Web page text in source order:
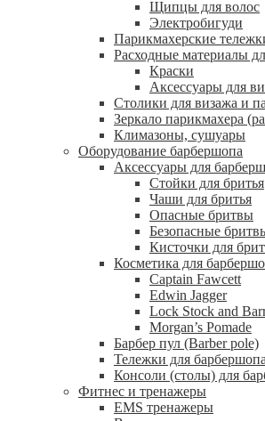
Щипцы для волос
Электробигуди
Парикмахерские
Расходные материалы
Краски
Аксессуары для
Столики для визажа и
Зеркало парикмахера
Климазоны, сушуары
Оборудование барбершопа
Аксессуары для
Стойки для бритья
Чаши для бритья
Опасные бритвы
Безопасные
Кисточки для
Косметика для
Captain Fawcett
Edwin Jagger
Lock Stock and
Morgan’s Pomade
Барбер пул (Barber pole)
Тележки для барбершопа
Консоли (столы) для
Фитнес и тренажеры
EMS тренажеры